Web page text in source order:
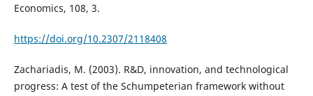
Economics, 108, 3.
https://doi.org/10.2307/2118408
Zachariadis, M. (2003). R&D, innovation, and technological
progress: A test of the Schumpeterian framework without